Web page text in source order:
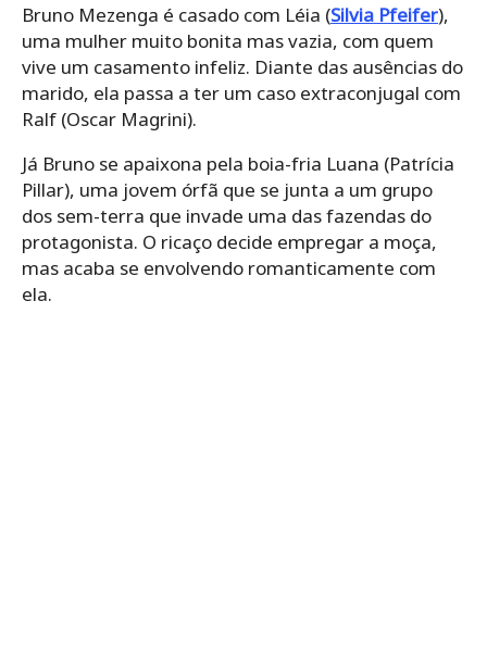
Bruno Mezenga é casado com Léia (Silvia Pfeifer),
uma mulher muito bonita mas vazia, com quem
vive um casamento infeliz. Diante das ausências do
marido, ela passa a ter um caso extraconjugal com
Ralf (Oscar Magrini).
Já Bruno se apaixona pela boia-fria Luana (Patrícia
Pillar), uma jovem órfã que se junta a um grupo
dos sem-terra que invade uma das fazendas do
protagonista. O ricaço decide empregar a moça,
mas acaba se envolvendo romanticamente com
ela.